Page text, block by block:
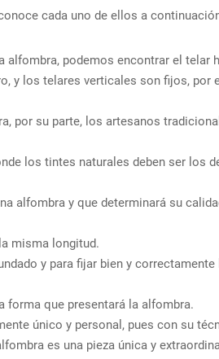
cada uno de ellos a
podemos encontrar el telar
y los telares verticales son fijos,
por su parte, los artesanos
los tintes naturales deben ser los
alfombra y que determinará su
misma longitud.
y para fijar bien y
forma que presentará la alfombra.
único y personal, pues con su
es una pieza única y